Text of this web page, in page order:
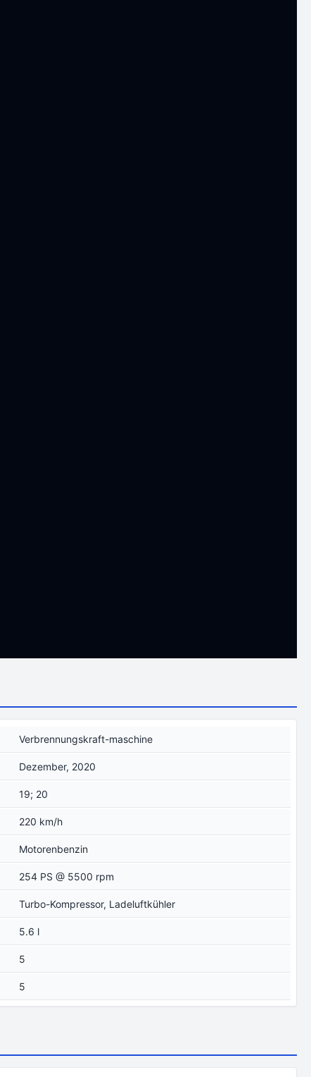
Verbrennungskraft-maschine
Dezember, 2020
19; 20
220 km/h
Motorenbenzin
254 PS @ 5500 rpm
Turbo-Kompressor, Ladeluftkühler
5.6 l
5
5